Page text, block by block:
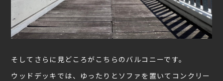
そしてさらに見どころがこちらのバルコニーです。
ウッドデッキでは、ゆったりとソファを置いてコンクリー